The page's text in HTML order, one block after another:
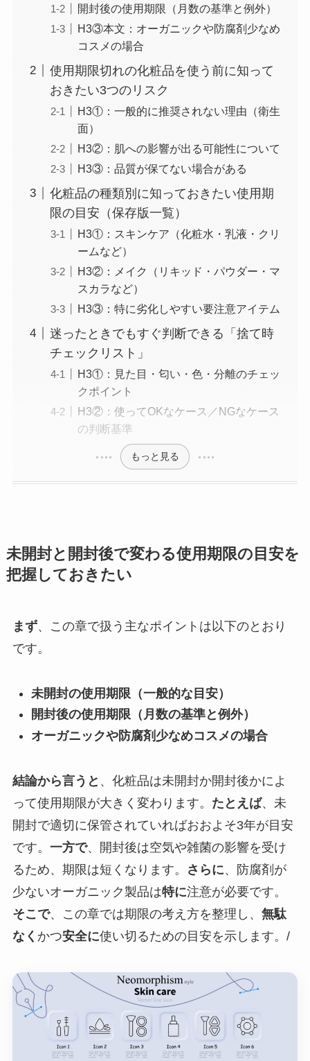
開封後の使用期限（月数の基準と例外）
H3③本文：オーガニックや防腐剤少なめ
コスメの場合
使用期限切れの化粧品を使う前に知って
おきたい3つのリスク
H3①：一般的に推奨されない理由（衛生
面）
H3②：肌への影響が出る可能性について
H3③：品質が保てない場合がある
化粧品の種類別に知っておきたい使用期
限の目安（保存版一覧）
H3①：スキンケア（化粧水・乳液・クリ
ームなど）
H3②：メイク（リキッド・パウダー・マ
スカラなど）
H3③：特に劣化しやすい要注意アイテム
迷ったときでもすぐ判断できる「捨て時
チェックリスト」
H3①：見た目・匂い・色・分離のチェッ
クポイント
H3②：使ってOKなケース／NGなケース
の判断基準
もっと見る
未開封と開封後で変わる使用期限の目安を
把握しておきたい
まず、この章で扱う主なポイントは以下のとおり
です。
未開封の使用期限（一般的な目安）
開封後の使用期限（月数の基準と例外）
オーガニックや防腐剤少なめコスメの場合
結論から言うと 、化粧品は未開封か開封後かによ
って使用期限が大きく変わります。 たとえば、未
開封で適切に保管されていればおおよそ3年が目安
です。 一方で、開封後は空気や雑菌の影響を受け
るため、期限は短くなります。
さらに、防腐剤が
少ないオーガニック製品は特に注意が必要です。
そこで、この章では期限の考え方を整理し、 無駄
なく かつ安全に使い切るための目安を示します。/